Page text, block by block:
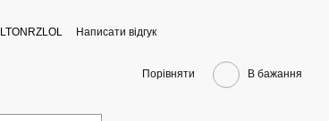
Написати відгук
Порівняти В бажання